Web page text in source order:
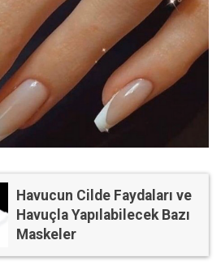
Havucun Cilde Faydaları ve
Havuçla Yapılabilecek Bazı
Maskeler